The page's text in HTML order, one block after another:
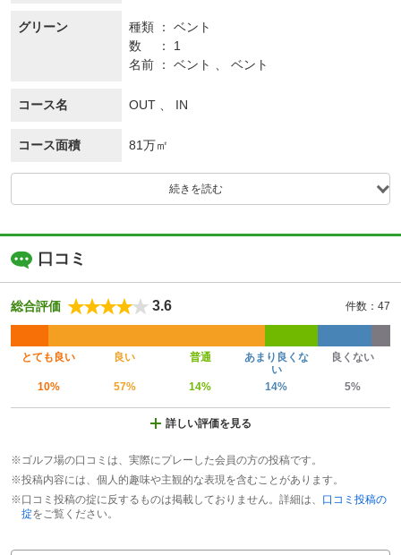
グリーン 種類
ベント
数
1
名前
ベント 、 ベント
コース名 OUT 、 IN
コース面積 81万㎡
続きを読む
口コミ
総合評価 3.6 件数：47
とても良い 良い 普通
あまり良くな
い
良くない
10% 57% 14% 14% 5%
詳しい評価を見る
※ゴルフ場の口コミは、実際にプレーした会員の方の投稿です。
※投稿内容には、個人的趣味や主観的な表現を含むことがあります。
※口コミ投稿の掟に反するものは掲載しておりません。詳細は、 口コミ投稿の
掟をご覧ください。